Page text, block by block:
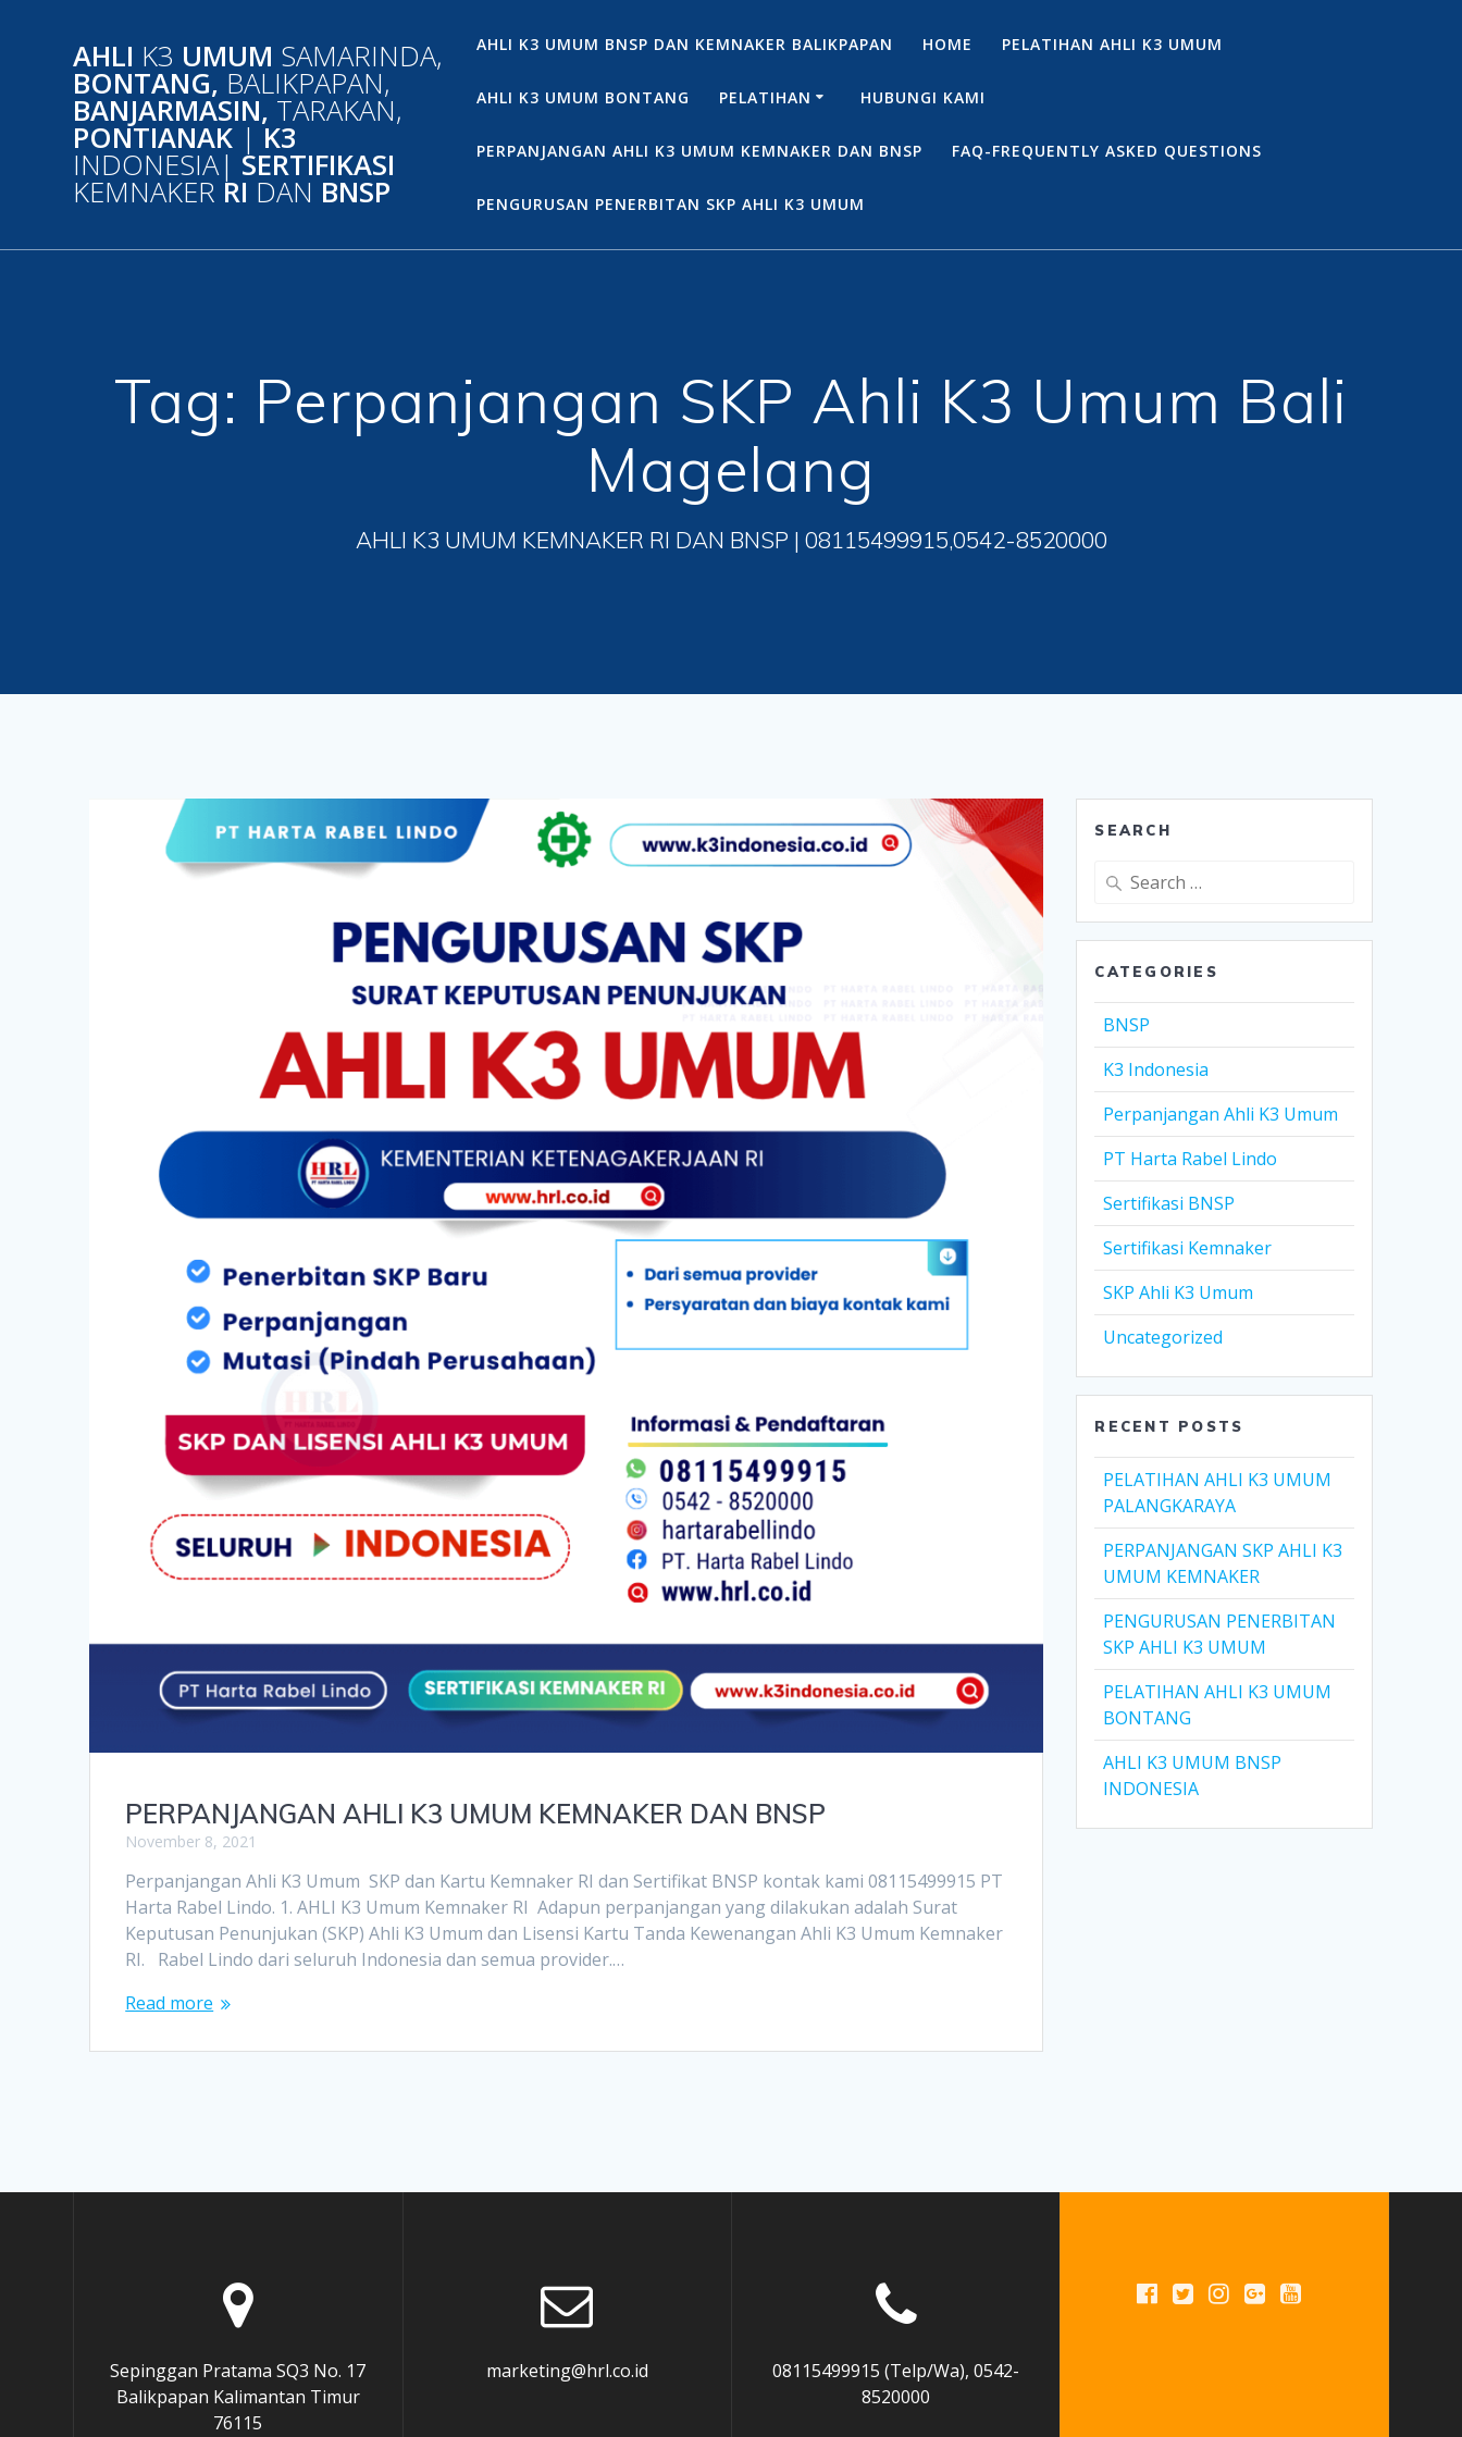
AHLI K3 UMUM SAMARINDA,
BONTANG, BALIKPAPAN,
BANJARMASIN, TARAKAN,
PONTIANAK | K3
INDONESIA| SERTIFIKASI
KEMNAKER RI DAN BNSP
AHLI K3 UMUM BNSP DAN KEMNAKER BALIKPAPAN HOME PELATIHAN AHLI K3 UMUM
AHLI K3 UMUM BONTANG PELATIHAN HUBUNGI KAMI
PERPANJANGAN AHLI K3 UMUM KEMNAKER DAN BNSP FAQ-FREQUENTLY ASKED QUESTIONS
PENGURUSAN PENERBITAN SKP AHLI K3 UMUM
Tag: Perpanjangan SKP Ahli K3 Umum Bali
Magelang
AHLI K3 UMUM KEMNAKER RI DAN BNSP | 08115499915,0542-8520000
PERPANJANGAN AHLI K3 UMUM KEMNAKER DAN BNSP
November 8, 2021
Perpanjangan Ahli K3 Umum SKP dan Kartu Kemnaker RI dan Sertifikat BNSP kontak kami 08115499915 PT
Harta Rabel Lindo. 1. AHLI K3 Umum Kemnaker RI Adapun perpanjangan yang dilakukan adalah Surat
Keputusan Penunjukan (SKP) Ahli K3 Umum dan Lisensi Kartu Tanda Kewenangan Ahli K3 Umum Kemnaker
RI. Rabel Lindo dari seluruh Indonesia dan semua provider.…
Read more
SEARCH
Search
CATEGORIES
BNSP
K3 Indonesia
Perpanjangan Ahli K3 Umum
PT Harta Rabel Lindo
Sertifikasi BNSP
Sertifikasi Kemnaker
SKP Ahli K3 Umum
Uncategorized
RECENT POSTS
PELATIHAN AHLI K3 UMUM
PALANGKARAYA
PERPANJANGAN SKP AHLI K3
UMUM KEMNAKER
PENGURUSAN PENERBITAN
SKP AHLI K3 UMUM
PELATIHAN AHLI K3 UMUM
BONTANG
AHLI K3 UMUM BNSP
INDONESIA
Sepinggan Pratama SQ3 No. 17
Balikpapan Kalimantan Timur
76115
marketing@hrl.co.id
08115499915 (Telp/Wa), 0542-
8520000